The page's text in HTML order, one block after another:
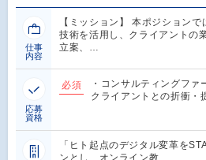
仕事
内容
【ミッション】 本ポジション
技術を活用し、クライアントの
立案、…
応募
資格
必須
・コンサルティングファ
クライアントとの折衝・
「ヒト起点のデジタル変革を
ンとし、オンライン教…